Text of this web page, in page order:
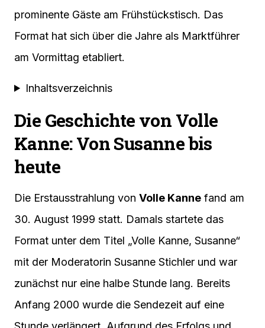
prominente Gäste am Frühstückstisch. Das
Format hat sich über die Jahre als Marktführer
am Vormittag etabliert.
Inhaltsverzeichnis
Die Geschichte von Volle
Kanne: Von Susanne bis
heute
Die Erstausstrahlung von Volle Kanne fand am
30. August 1999 statt. Damals startete das
Format unter dem Titel „Volle Kanne, Susanne“
mit der Moderatorin Susanne Stichler und war
zunächst nur eine halbe Stunde lang. Bereits
Anfang 2000 wurde die Sendezeit auf eine